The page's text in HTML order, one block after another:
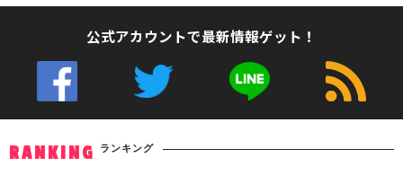
公式アカウントで最新情報ゲット！
RANKING ランキング